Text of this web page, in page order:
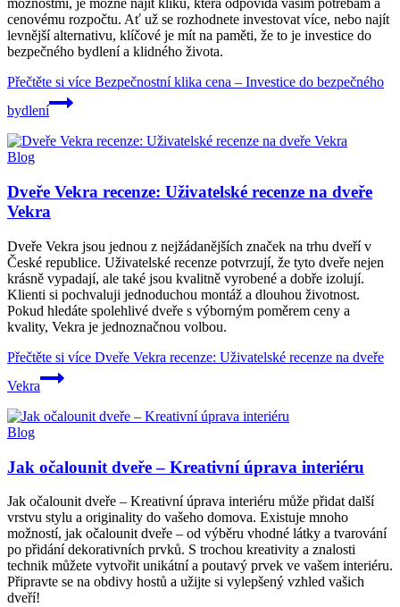
možnostmi, je možné najít kliku, která odpovídá vašim potřebám a
cenovému rozpočtu. Ať už se rozhodnete investovat více, nebo najít
levnější alternativu, klíčové je mít na paměti, že to je investice do
bezpečného bydlení a klidného života.
Přečtěte si více Bezpečnostní klika cena – Investice do bezpečného
bydlení
Blog
Dveře Vekra recenze: Uživatelské recenze na dveře
Vekra
Dveře Vekra jsou jednou z nejžádanějších značek na trhu dveří v
České republice. Uživatelské recenze potvrzují, že tyto dveře nejen
krásně vypadají, ale také jsou kvalitně vyrobené a dobře izolují.
Klienti si pochvaluji jednoduchou montáž a dlouhou životnost.
Pokud hledáte spolehlivé dveře s výborným poměrem ceny a
kvality, Vekra je jednoznačnou volbou.
Přečtěte si více Dveře Vekra recenze: Uživatelské recenze na dveře
Vekra
Blog
Jak očalounit dveře – Kreativní úprava interiéru
Jak očalounit dveře – Kreativní úprava interiéru může přidat další
vrstvu stylu a originality do vašeho domova. Existuje mnoho
možností, jak očalounit dveře – od výběru vhodné látky a tvarování
po přidání dekorativních prvků. S trochou kreativity a znalosti
technik můžete vytvořit unikátní a poutavý prvek ve vašem interiéru.
Připravte se na obdivy hostů a užijte si vylepšený vzhled vašich
dveří!